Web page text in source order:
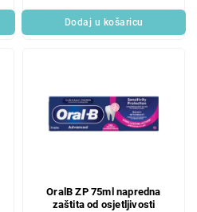
Dodaj u košaricu
OralB ZP 75ml napredna
zaštita od osjetljivosti